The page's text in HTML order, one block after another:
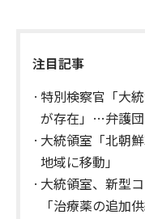
注目記事
特別検察官「大
が存在」…弁護団
大統領室「北朝
地域に移動」
大統領室、新型
「治療薬の追加